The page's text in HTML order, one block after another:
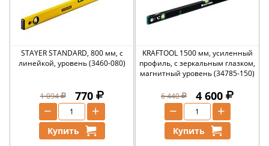
STAYER STANDARD, 800 мм, с
линейкой, уровень (3460-080)
1 094 770
+
−
Купить
KRAFTOOL 1500 мм, усиленный
профиль, с зеркальным глазком,
магнитный уровень (34785-150)
6 440 4 600
+
−
Купить